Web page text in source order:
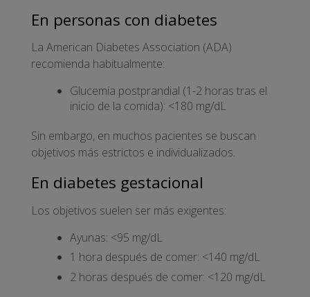
En personas con diabetes
La American Diabetes Association (ADA)
recomienda habitualmente:
Glucemia postprandial (1-2 horas tras el
inicio de la comida): <180 mg/dL
Sin embargo, en muchos pacientes se buscan
objetivos más estrictos e individualizados.
En diabetes gestacional
Los objetivos suelen ser más exigentes:
Ayunas: <95 mg/dL
1 hora después de comer: <140 mg/dL
2 horas después de comer: <120 mg/dL